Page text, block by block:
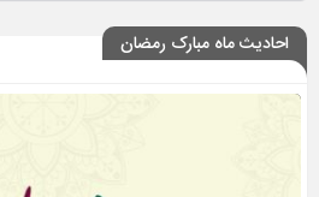
احادیث ماه مبارک رمضان